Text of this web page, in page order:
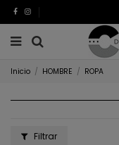
Inicio HOMBRE ROPA
Filtrar